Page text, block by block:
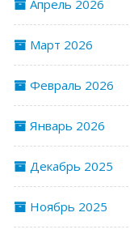
Апрель 2026
Март 2026
Февраль 2026
Январь 2026
Декабрь 2025
Ноябрь 2025